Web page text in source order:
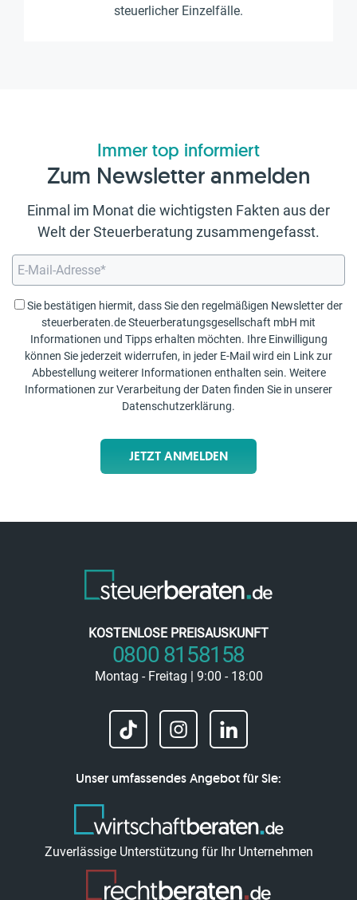
steuerlicher Einzelfälle.
Immer top informiert
Zum Newsletter anmelden
Einmal im Monat die wichtigsten Fakten aus der
Welt der Steuerberatung zusammengefasst.
Sie bestätigen hiermit, dass Sie den regelmäßigen Newsletter der
steuerberaten.de Steuerberatungsgesellschaft mbH mit
Informationen und Tipps erhalten möchten. Ihre Einwilligung
können Sie jederzeit widerrufen, in jeder E-Mail wird ein Link zur
Abbestellung weiterer Informationen enthalten sein. Weitere
Informationen zur Verarbeitung der Daten finden Sie in unserer
Datenschutzerklärung.
JETZT ANMELDEN
KOSTENLOSE PREISAUSKUNFT
0800 8158158
Montag - Freitag | 9:00 - 18:00
Unser umfassendes Angebot für Sie:
Zuverlässige Unterstützung für Ihr Unternehmen